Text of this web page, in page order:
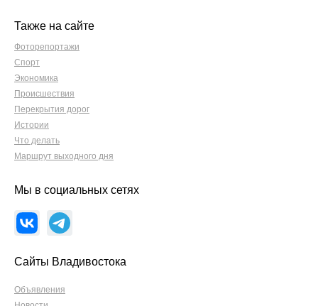
Также на сайте
Фоторепортажи
Спорт
Экономика
Происшествия
Перекрытия дорог
Истории
Что делать
Маршрут выходного дня
Мы в социальных сетях
Сайты Владивостока
Объявления